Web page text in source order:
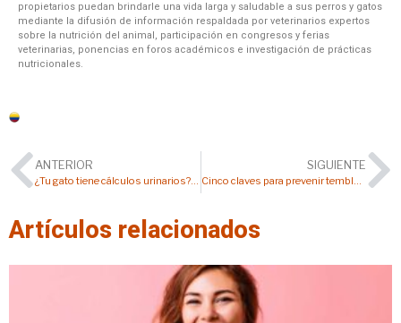
propietarios puedan brindarle una vida larga y saludable a sus perros y gatos
mediante la difusión de información respaldada por veterinarios expertos
sobre la nutrición del animal, participación en congresos y ferias
veterinarias, ponencias en foros académicos e investigación de prácticas
nutricionales.
ANTERIOR SIGUIENTE
Artículos relacionados